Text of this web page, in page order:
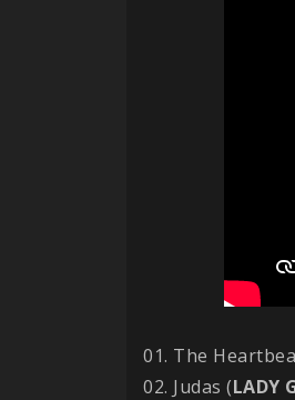
01. The
02. Judas (LADY